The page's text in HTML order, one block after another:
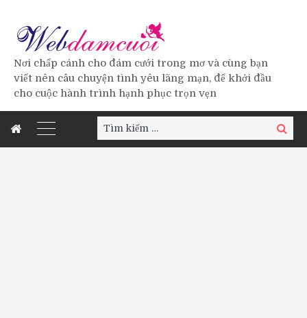
Nơi chấp cánh cho đám cưới trong mơ và cùng bạn
viết nên câu chuyện tình yêu lãng mạn, để khởi đầu
cho cuộc hành trình hạnh phục trọn vẹn
Tìm
kiếm:
Tìm
kiếm